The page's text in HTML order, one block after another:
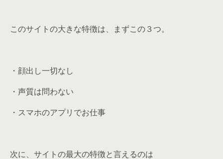
このサイトの大きな特徴は、まずこの３つ。
・顔出し一切なし
・声質は問わない
・スマホのアプリでお仕事
次に、サイトの最大の特徴と言えるのは